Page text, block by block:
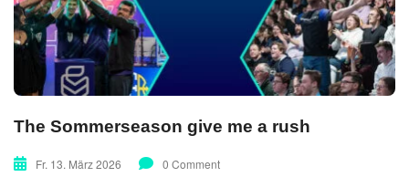
The Sommerseason give me a rush
Fr. 13. März 2026 0 Comment